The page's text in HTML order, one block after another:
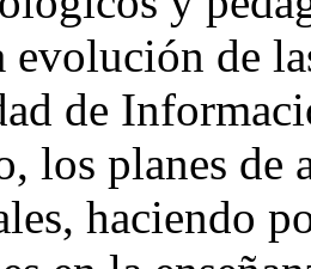
evolución de
de
los planes de
haciendo